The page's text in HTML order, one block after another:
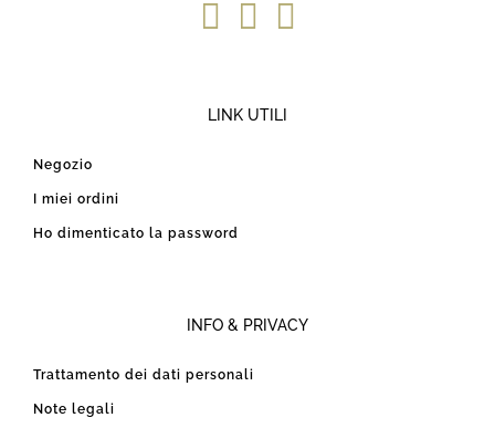
LINK UTILI
Negozio
I miei ordini
Ho dimenticato la password
INFO & PRIVACY
Trattamento dei dati personali
Note legali